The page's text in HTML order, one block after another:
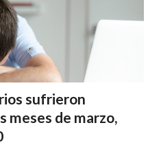
sufrieron
meses de marzo,